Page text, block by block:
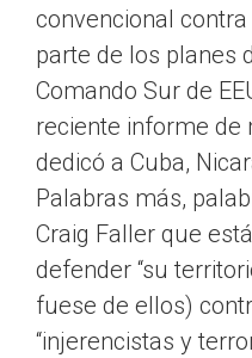
convencional
parte de los planes
Comando Sur de
reciente informe de
dedicó a Cuba,
Palabras más,
Craig Faller que
defender “su
fuese de ellos)
“injerencistas y